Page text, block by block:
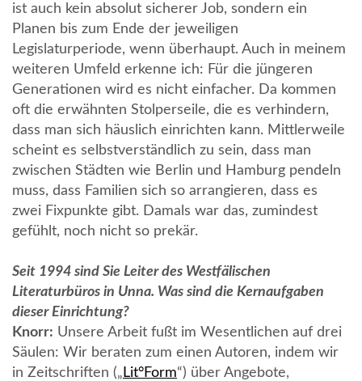
ist auch kein absolut sicherer Job, sondern ein
Planen bis zum Ende der jeweiligen
Legislaturperiode, wenn überhaupt. Auch in meinem
weiteren Umfeld erkenne ich: Für die jüngeren
Generationen wird es nicht einfacher. Da kommen
oft die erwähnten Stolperseile, die es verhindern,
dass man sich häuslich einrichten kann. Mittlerweile
scheint es selbstverständlich zu sein, dass man
zwischen Städten wie Berlin und Hamburg pendeln
muss, dass Familien sich so arrangieren, dass es
zwei Fixpunkte gibt. Damals war das, zumindest
gefühlt, noch nicht so prekär.
Seit 1994 sind Sie Leiter des Westfälischen
Literaturbüros in Unna. Was sind die Kernaufgaben
dieser Einrichtung?
Knorr: Unsere Arbeit fußt im Wesentlichen auf drei
Säulen: Wir beraten zum einen Autoren, indem wir
in Zeitschriften („ Lit°Form“) über Angebote,